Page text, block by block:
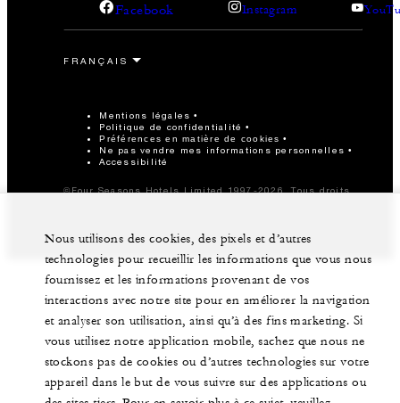
Facebook Instagram
Mentions légales
Politique de confidentialité
Préférences en matière de cookies
Ne pas vendre mes informations personnelles
Accessibilité
©Four Seasons Hotels Limited 1997-2026. Tous droits
Nous utilisons des cookies, des pixels et d’autres
technologies pour recueillir les informations que vous nous
fournissez et les informations provenant de vos
interactions avec notre site pour en améliorer la navigation
et analyser son utilisation, ainsi qu’à des fins marketing. Si
vous utilisez notre application mobile, sachez que nous ne
stockons pas de cookies ou d’autres technologies sur votre
appareil dans le but de vous suivre sur des applications ou